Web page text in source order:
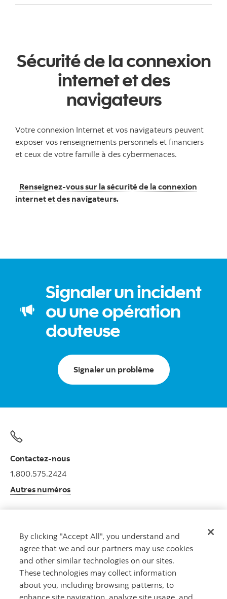
Sécurité de la connexion
internet et des
navigateurs
Votre connexion Internet et vos navigateurs peuvent
exposer vos renseignements personnels et financiers
et ceux de votre famille à des cybermenaces.
Renseignez-vous sur la sécurité de la connexion
internet et des navigateurs.
Signaler un incident
ou une opération
douteuse
Signaler un problème
Contactez-nous
1.800.575.2424
Autres numéros
Obtenir des conseils
Rencontrez un conseiller.
Prenez rendez-vous
By clicking "Accept All", you understand and
agree that we and our partners may use cookies
and other similar technologies on our sites.
These technologies may collect information
about you, including browsing patterns, to
enhance site navigation, analyze site usage, and